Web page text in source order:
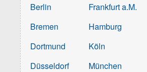
Berlin
Bremen
Dortmund
Düsseldorf
Frankfurt a.M.
Hamburg
Köln
München